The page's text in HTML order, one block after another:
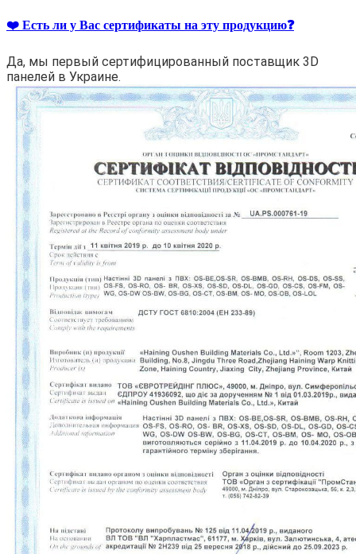
❤️ Есть ли у Вас сертификаты на эту продукцию❓
Да, мы первый сертифицированный поставщик 3D
панелей в Украине.